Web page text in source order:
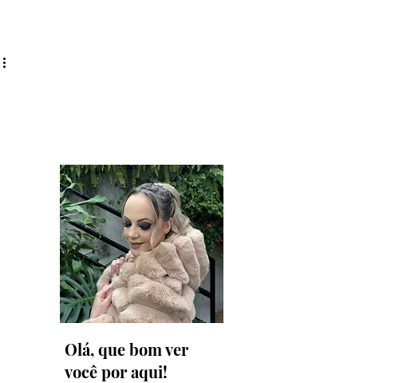
Olá, que bom ver
você por aqui!